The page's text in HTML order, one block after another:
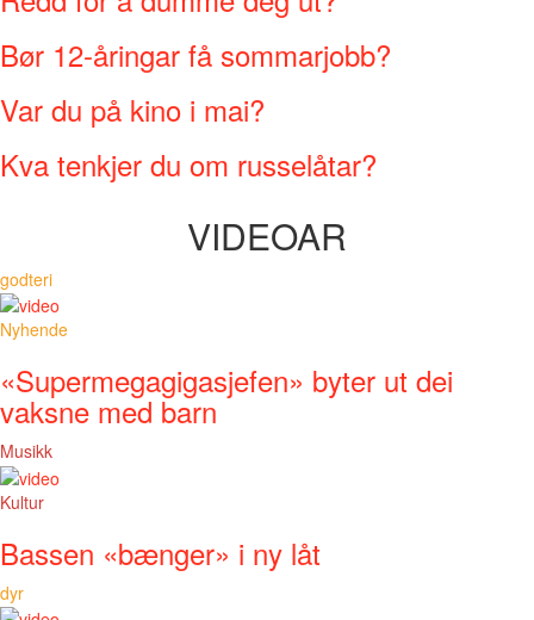
Bør 12-åringar få sommarjobb?
Var du på kino i mai?
Kva tenkjer du om russelåtar?
VIDEOAR
godteri
Nyhende
«Supermegagigasjefen» byter ut dei
vaksne med barn
Musikk
Kultur
Bassen «bænger» i ny låt
dyr